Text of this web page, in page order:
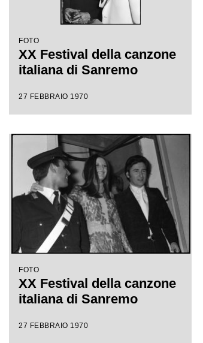
FOTO
XX Festival della canzone
italiana di Sanremo
27 FEBBRAIO 1970
FOTO
XX Festival della canzone
italiana di Sanremo
27 FEBBRAIO 1970